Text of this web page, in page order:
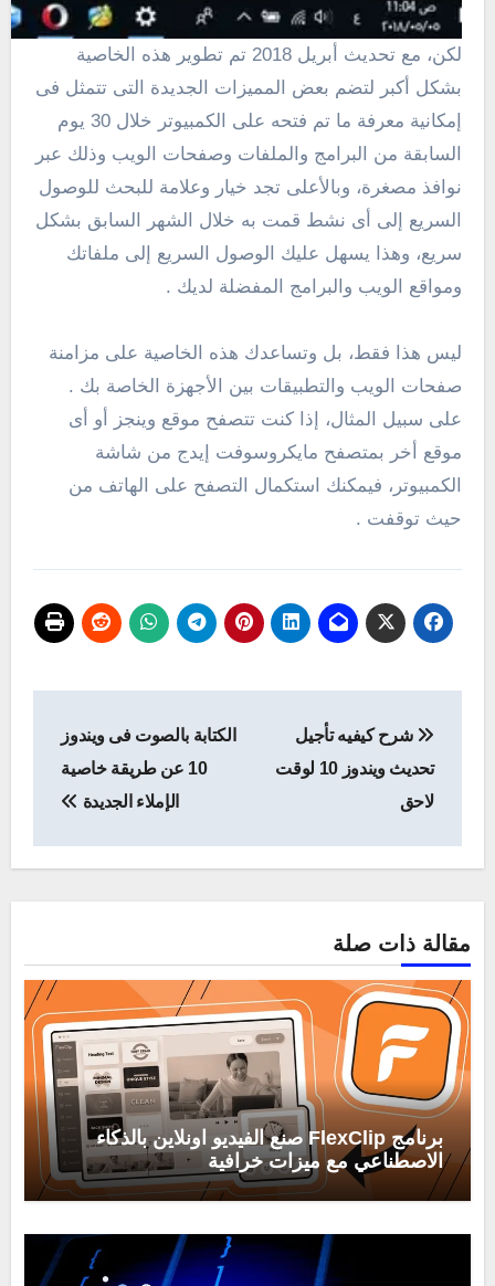
لكن، مع تحديث أبريل 2018 تم تطوير هذه الخاصية
بشكل أكبر لتضم بعض المميزات الجديدة التى تتمثل فى
إمكانية معرفة ما تم فتحه على الكمبيوتر خلال 30 يوم
السابقة من البرامج والملفات وصفحات الويب وذلك عبر
نوافذ مصغرة، وبالأعلى تجد خيار وعلامة للبحث للوصول
السريع إلى أى نشط قمت به خلال الشهر السابق بشكل
سريع، وهذا يسهل عليك الوصول السريع إلى ملفاتك
ومواقع الويب والبرامج المفضلة لديك .
ليس هذا فقط، بل وتساعدك هذه الخاصية على مزامنة
صفحات الويب والتطبيقات بين الأجهزة الخاصة بك .
على سبيل المثال، إذا كنت تتصفح موقع وينجز أو أى
موقع أخر بمتصفح مايكروسوفت إيدج من شاشة
الكمبيوتر، فيمكنك استكمال التصفح على الهاتف من
حيث توقفت .
المقالات
شرح كيفيه تأجيل
تحديث ويندوز 10 لوقت
لاحق
الكتابة بالصوت فى ويندوز
10 عن طريقة خاصية
الإملاء الجديدة
مقالة ذات صلة
برنامج FlexClip صنع الفيديو اونلاين بالذكاء
الاصطناعي مع ميزات خرافية